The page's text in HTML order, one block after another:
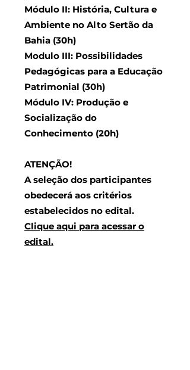
Módulo II: História, Cultura e
Ambiente no Alto Sertão da
Bahia (30h)
Modulo III: Possibilidades
Pedagógicas para a Educação
Patrimonial (30h)
Módulo IV: Produção e
Socialização do
Conhecimento (20h)
ATENÇÃO!
A seleção dos participantes
obedecerá aos critérios
estabelecidos no edital.
Clique aqui para acessar o
edital.